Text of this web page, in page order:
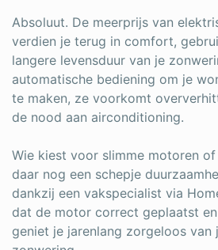
Absoluut. De meerprijs van
verdien je terug in comfort,
langere levensduur van je
automatische bediening om je
te maken, ze voorkomt
de nood aan airconditioning.
Wie kiest voor slimme motoren
daar nog een schepje
dankzij een vakspecialist via
dat de motor correct geplaatst
geniet je jarenlang zorgeloos van